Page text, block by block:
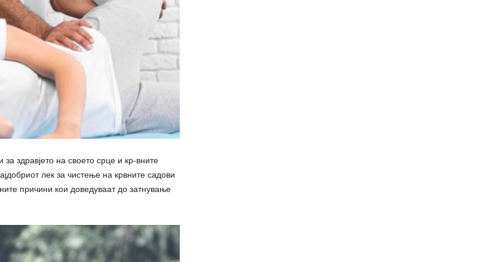
здравјето на своето срце и кр-вните
лек за чистење на крвните садови
причини кои доведуваат до затнување